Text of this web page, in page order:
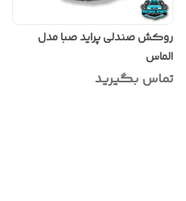
روکش صندلی پراید صبا مدل
الماس
تماس بگیرید